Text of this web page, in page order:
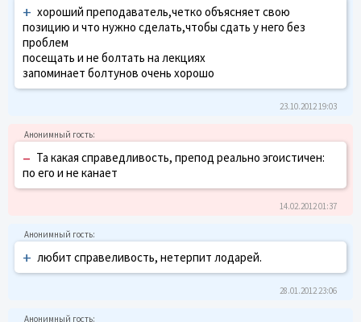
+ хороший преподаватель,четко объясняет свою
позицию и что нужно сделать,чтобы сдать у него без
проблем
посещать и не болтать на лекциях
запоминает болтунов очень хорошо
23.10.2012 19:03
– Та какая справедливость, препод реально эгоистичен:
по его и не канает
14.02.2012 01:37
+ любит справеливость, нетерпит лодарей.
28.01.2012 23:06